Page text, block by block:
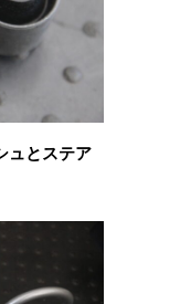
ュとステア